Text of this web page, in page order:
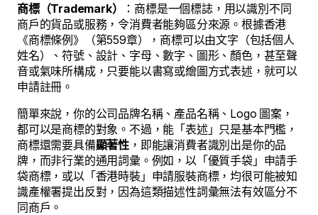
商標（Trademark）
：商標是一個標誌，用以識別不同
商戶的貨品或服務，令消費者能夠區分來源。根據香港
《商標條例》（第559章），商標可以由文字（包括個人
姓名）、符號、設計、字母、數字、圖形、顏色，甚至聲
音或氣味所構成，只要能以書寫或繪圖方式表述，就可以
申請註冊。
簡單來說，你的公司品牌名稱、產品名稱、Logo 圖案，
都可以是商標的對象。不過，能「表述」只是基本門檻，
商標還需要具備顯著性 ，即能讓消費者識別出是你的品
牌，而非行業的通用詞彙。例如，以「優質手袋」申請手
袋商標，或以「香港時裝」申請服裝商標，均很可能被知
識產權署提出反對，因為這類描述性詞彙無法有效區分不
同商戶。